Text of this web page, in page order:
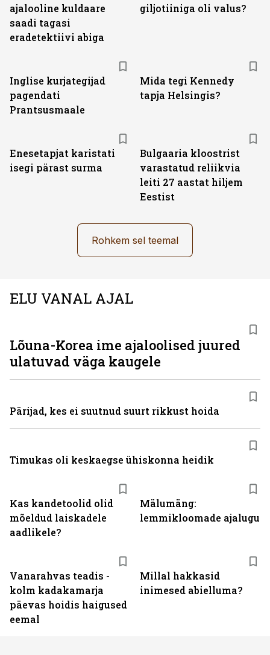
ajalooline kuldaare
saadi tagasi
eradetektiivi abiga
giljotiiniga oli valus?
Inglise kurjategijad
pagendati
Prantsusmaale
Mida tegi Kennedy
tapja Helsingis?
Enesetapjat karistati
isegi pärast surma
Bulgaaria kloostrist
varastatud reliikvia
leiti 27 aastat hiljem
Eestist
Rohkem sel teemal
ELU VANAL AJAL
Kas kandetoolid olid
mõeldud laiskadele
aadlikele?
Mälumäng:
lemmikloomade ajalugu
Vanarahvas teadis -
kolm kadakamarja
päevas hoidis haigused
eemal
Millal hakkasid
inimesed abielluma?
Lõuna-Korea ime ajaloolised juured
ulatuvad väga kaugele
Pärijad, kes ei suutnud suurt rikkust hoida
Timukas oli keskaegse ühiskonna heidik